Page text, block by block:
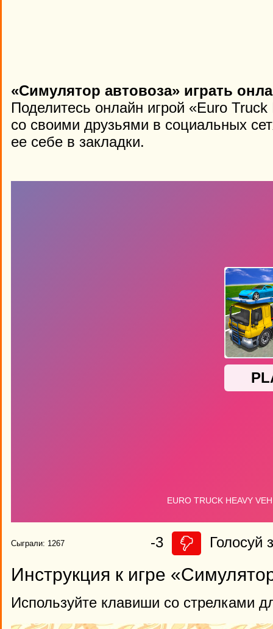
«Симулятор автовоза» играть
Поделитесь онлайн игрой «Euro
со своими друзьями в социальных
ее себе в закладки.
Сыграли: 1267 -3 Голосуй
Инструкция к игре
Используйте клавиши со стрелками